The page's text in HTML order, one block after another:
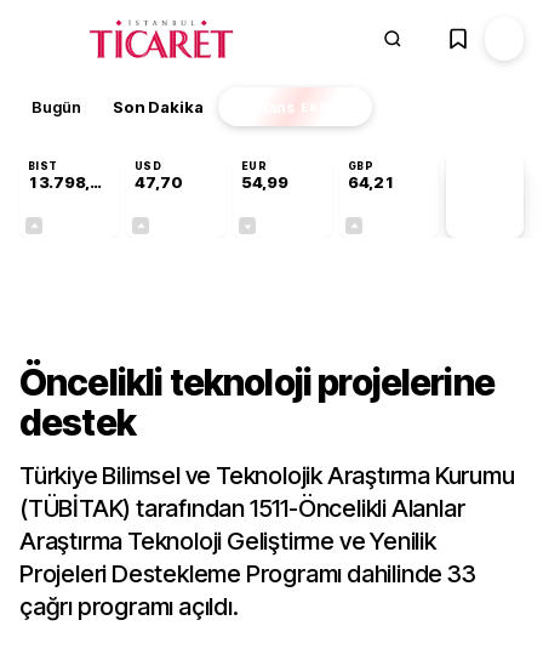
Bugün Son Dakika Finans EKSTRA
BIST
13.798,82
USD
47,70
EUR
54,99
GBP
64,21
Öncelikli teknoloji projelerine
destek
Türkiye Bilimsel ve Teknolojik Araştırma Kurumu
(TÜBİTAK) tarafından 1511-Öncelikli Alanlar
Araştırma Teknoloji Geliştirme ve Yenilik
Projeleri Destekleme Programı dahilinde 33
çağrı programı açıldı.